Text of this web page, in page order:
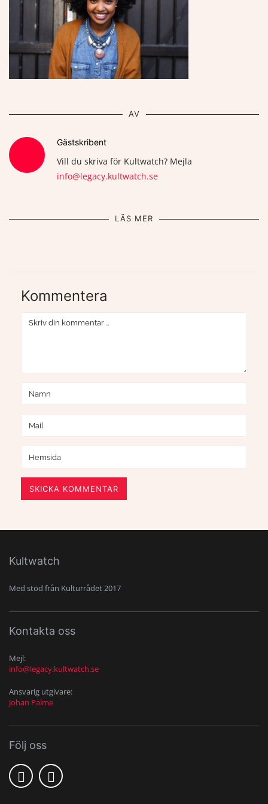
AV
Gästskribent
Vill du skriva för Kultwatch? Mejla
info@legacy.kultwatch.se
LÄS MER
Kommentera
SKICKA KOMMENTAR
Kultwatch
Med stöd från Kulturrådet 2017
Kontakta oss
Mejl:
info@legacy.kultwatch.se
Ansvarig utgivare:
Johan Palme
Följ oss